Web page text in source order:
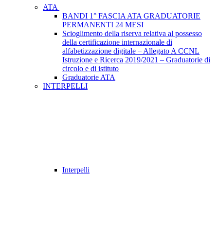
ATA
BANDI 1° FASCIA ATA GRADUATORIE
PERMANENTI 24 MESI
Scioglimento della riserva relativa al possesso
della certificazione internazionale di
alfabetizzazione digitale – Allegato A CCNL
Istruzione e Ricerca 2019/2021 – Graduatorie di
circolo e di istituto
Graduatorie ATA
INTERPELLI
Interpelli